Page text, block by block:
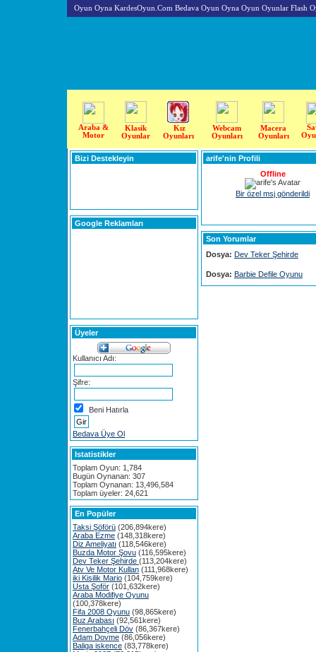
Oyun Oyna KardesOyun.Com Bedava Oyun Oyna Oyun Oyunlar Flash
Araba &
Motor
Klasik
Oyunlar
Kız
Oyunları
Webcam
Oyunları
Macera
Oyunları
Bizi Destekleyin
Google Reklamları
Üyeler
Kullanıcı Adı:
Şifre:
Beni Hatırla
Bedava Üye Ol
Istatistikler
Toplam Oyun: 1,784
Bugün Oynanan: 307
Toplam Oynanan: 13,496,584
Toplam üyeler: 24,621
En Popüler
Taksi Şöförü (206,894kere)
Araba Ezme (148,318kere)
Diz Ameliyatı (118,546kere)
Buzda Motor Şovu (116,595kere)
Dev Teker Şehirde (113,204kere)
Atv Ve Motor Kullan (111,968kere)
iki Kisilik Mario (104,759kere)
Usta Şoför (101,632kere)
Araba Modifiye Oyunu
(100,378kere)
Fifa 2008 Oyunu (98,865kere)
Buz Arabası (92,561kere)
Fenerbahçeli Döv (86,367kere)
Adam Dovme (86,056kere)
Baliga iskence (83,778kere)
arife'nin Profili
Offline
Bir özel msj gönderildi
Son Yorumlar
Dosya: Dev Teker Şehirde
Dosya: Barbie Defile Oyunu